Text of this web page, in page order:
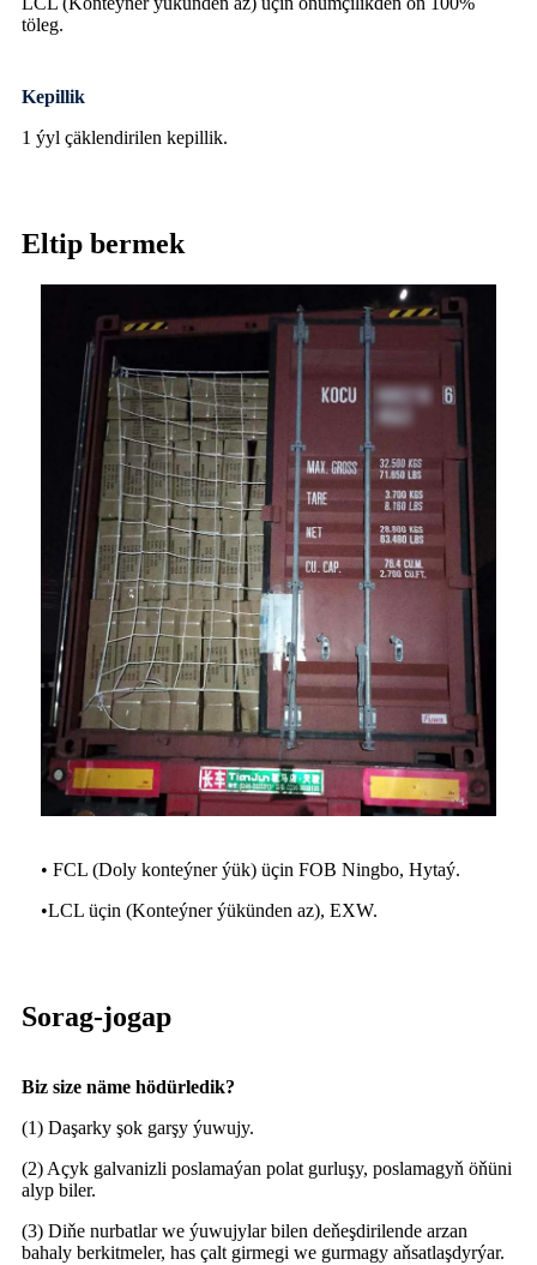
töleg.
Kepillik
1 ýyl çäklendirilen kepillik.
Eltip bermek
• FCL (Doly konteýner ýük) üçin FOB Ningbo, Hytaý.
•LCL üçin (Konteýner ýükünden az), EXW.
Sorag-jogap
Biz size näme hödürledik?
(1) Daşarky şok garşy ýuwujy.
(2) Açyk galvanizli poslamaýan polat gurluşy, poslamagyň öňüni
alyp biler.
(3) Diňe nurbatlar we ýuwujylar bilen deňeşdirilende arzan
bahaly berkitmeler, has çalt girmegi we gurmagy aňsatlaşdyrýar.